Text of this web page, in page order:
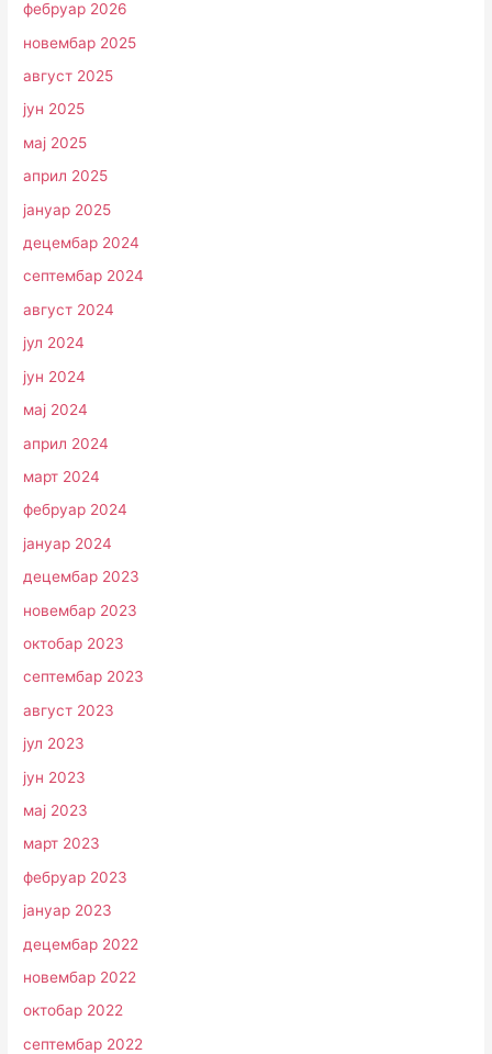
фебруар 2026
новембар 2025
август 2025
јун 2025
мај 2025
април 2025
јануар 2025
децембар 2024
септембар 2024
август 2024
јул 2024
јун 2024
мај 2024
април 2024
март 2024
фебруар 2024
јануар 2024
децембар 2023
новембар 2023
октобар 2023
септембар 2023
август 2023
јул 2023
јун 2023
мај 2023
март 2023
фебруар 2023
јануар 2023
децембар 2022
новембар 2022
октобар 2022
септембар 2022